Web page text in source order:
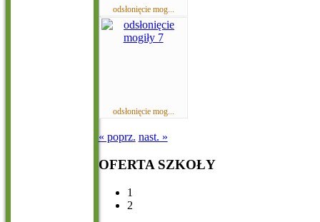
odsłonięcie mog...
odsłonięcie mog...
« poprz. nast. »
OFERTASZKOŁY
1
2